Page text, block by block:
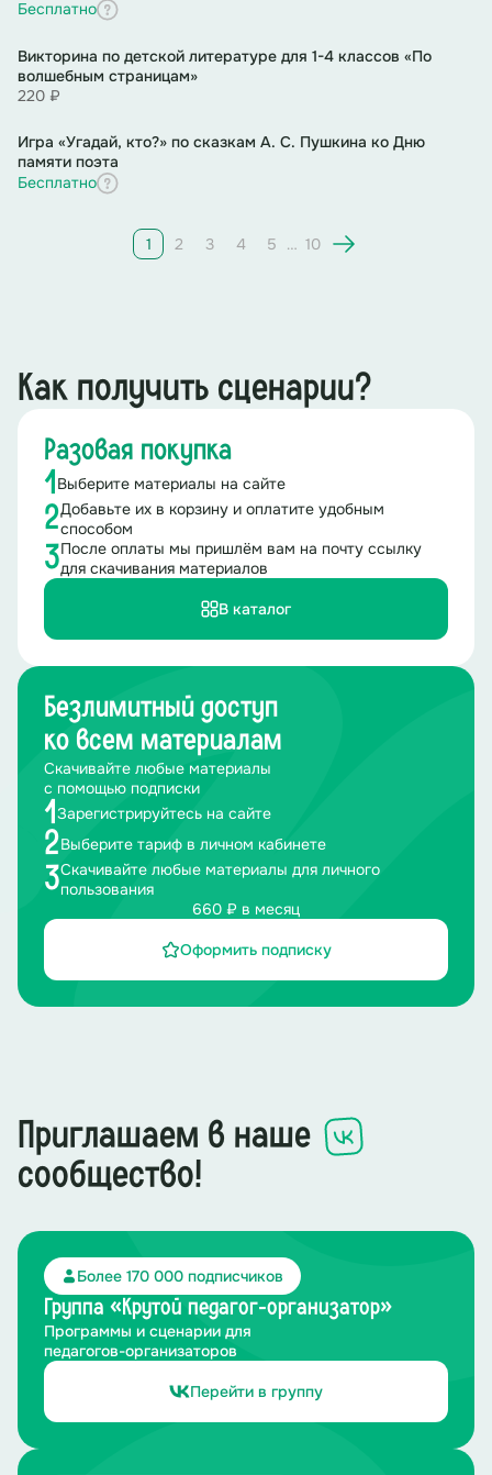
Древняя Греция
Российское государство
2.Кто играл все роли в театре Древней Греции
ужчины
Женщины
3. С помощью чего зрители первого театра в мире
он испытывает?
3.С помощью масок
разнообразных массовых зрелищ, в том числе
театральных сцен?
1. Амфитеатр
2. Коробка
5. Сначала в древнегреческом театре, а потом и во
вид обуви, чтобы быть выше. Как называлась обувь
на высокой платформе?
1. Котурны
2. Ботфорты
3. Царухи
Комедийная пьеса с песнями-куплетами и
танцами, а также жанр драматического
искусства.
Бесплатно
Викторина по детской литературе для 1-4 классов «По
волшебным страницам»
220 ₽
Игра «Угадай, кто?» по сказкам А. С. Пушкина ко Дню
памяти поэта
Бесплатно
1 2 3 4 5 … 10
Как получить сценарии?
Разовая покупка
1 Выберите материалы на сайте
2Добавьте их в корзину и оплатите удобным
способом
3После оплаты мы пришлём вам на почту ссылку
для скачивания материалов
В каталог
Безлимитный доступ
ко всем материалам
Скачивайте любые материалы
с помощью подписки
1 Зарегистрируйтесь на сайте
2Выберите тариф в личном кабинете
3Скачивайте любые материалы для личного
пользования
660 ₽ в месяц
Оформить подписку
Приглашаем в наше
сообщество!
Более 170 000 подписчиков
Группа «Крутой педагог-организатор»
Программы и сценарии для
педагогов-организаторов
Перейти в группу